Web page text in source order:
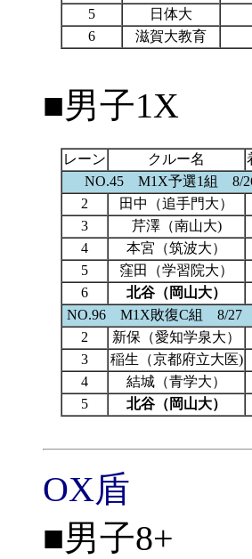
5
日体大
6
滋賀大教育
■男子1X
レーン クルー名
NO.45 M1X予選1組
2
田中（追手門大）
3
芹澤（南山大)
4
本宮（筑波大）
5
窪田（学習院大）
6
北谷（岡山大）
NO.96 M1X敗復C組 8/27
2
新保（愛知学泉大）
3
稲生（京都府立大医)
4
結城（青学大）
5
北谷（岡山大）
OX盾
■男子8+